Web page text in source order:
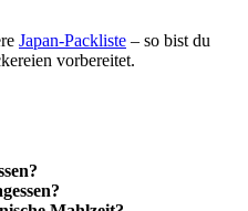
Japan-Packliste – so bist du
vorbereitet.